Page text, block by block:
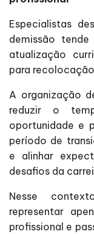
Especialistas
demissão
atualização
para
A organização
reduzir o
oportunidade e
período de
e alinhar
desafios da
Nesse
representar
profissional e